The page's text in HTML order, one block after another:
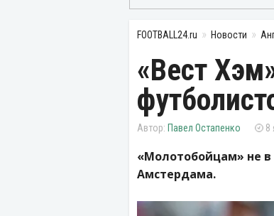
FOOTBALL24.ru Новости
«Вест
Павел Остапенко 8
«Молотобойцам» не в
Амстердама.